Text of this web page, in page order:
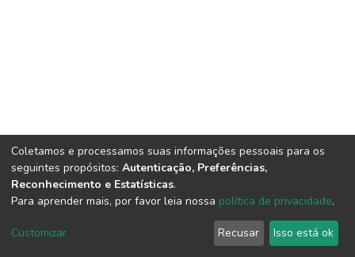
DSpace software copyright © 2002-2026 LYRASIS
Cookie
End User
Agreement
Send
Feedback
Coletamos e processamos suas informações pessoais para os
seguintes propósitos: Autenticação, Preferências,
Reconhecimento e Estatísticas.
Para aprender mais, por favor leia nossa política de privacidade.
Customizar Recusar Isso está ok